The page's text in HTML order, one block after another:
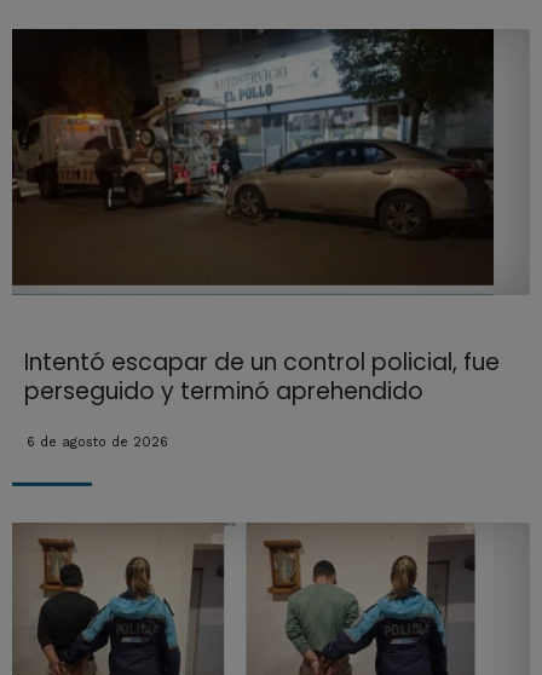
Intentó escapar de un control policial, fue
perseguido y terminó aprehendido
6 de agosto de 2026